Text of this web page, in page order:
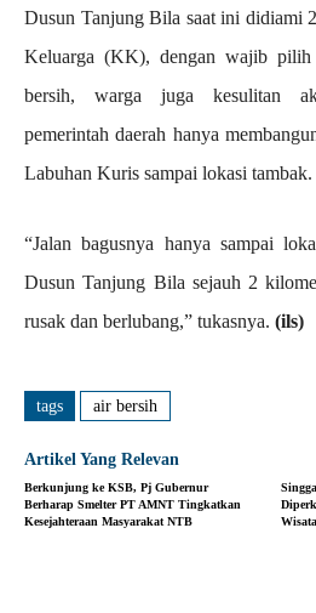
Dusun Tanjung Bila saat ini didiami
Keluarga (KK), dengan wajib
bersih, warga juga kesulitan
pemerintah daerah hanya
Labuhan Kuris sampai lokasi tambak.
“Jalan bagusnya hanya sampai
Dusun Tanjung Bila sejauh 2
rusak dan berlubang,” tukasnya. (ils)
tags air bersih
Artikel Yang Relevan
Berkunjung ke KSB, Pj Gubernur
Berharap Smelter PT AMNT Tingkatkan
Kesejahteraan Masyarakat NTB